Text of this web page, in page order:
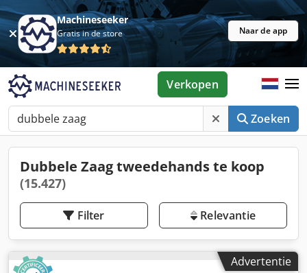
Machineseeker
Gratis in de store Naar de app
Zoeken
Verkopen
Dubbele Zaag tweedehands te koop
(15.427)
Filter Relevantie
Advertentie